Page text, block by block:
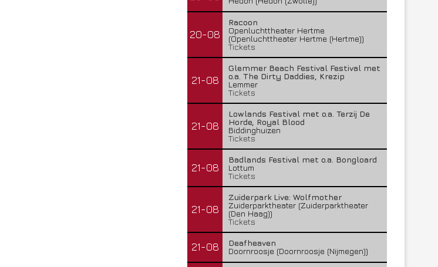
20-08
Racoon
Openluchttheater Hertme
(Openluchttheater Hertme (Hertme))
Tickets
21-08
Glemmer Beach Festival Festival met
o.a. The Dirty Daddies, Krezip
Lemmer
Tickets
21-08
Lowlands Festival met o.a. Terzij De
Horde, Royal Blood
Biddinghuizen
Tickets
21-08
Badlands Festival met o.a. Bongloard
Lottum
Tickets
21-08
Zuiderpark Live: Wolfmother
Zuiderparktheater (Zuiderparktheater
(Den Haag))
Tickets
21-08
Deafheaven
Doornroosje (Doornroosje (Nijmegen))